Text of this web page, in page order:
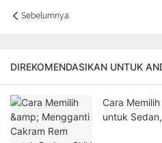
Sebelumnya
DIREKOMENDASIKAN UNTUK
Cara
untuk